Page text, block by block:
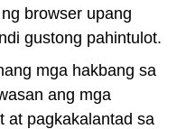
browser upang
gustong pahintulot.
mga hakbang sa
ang mga
at pagkakalantad sa